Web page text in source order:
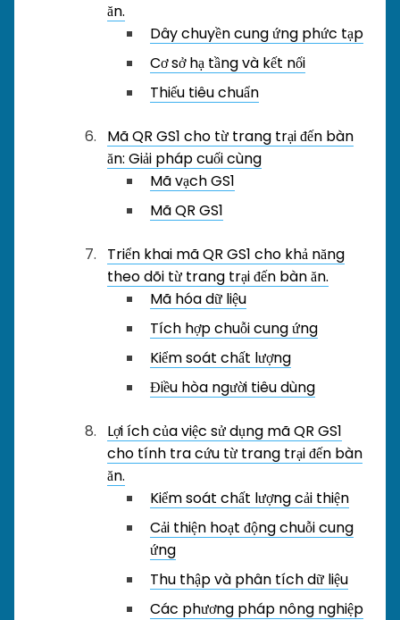
ăn.
Dây chuyền cung ứng phức tạp
Cơ sở hạ tầng và kết nối
Thiếu tiêu chuẩn
Mã QR GS1 cho từ trang trại đến bàn
ăn: Giải pháp cuối cùng
Mã vạch GS1
Mã QR GS1
Triển khai mã QR GS1 cho khả năng
theo dõi từ trang trại đến bàn ăn.
Mã hóa dữ liệu
Tích hợp chuỗi cung ứng
Kiểm soát chất lượng
Điều hòa người tiêu dùng
Lợi ích của việc sử dụng mã QR GS1
cho tính tra cứu từ trang trại đến bàn
ăn.
Kiểm soát chất lượng cải thiện
Cải thiện hoạt động chuỗi cung
ứng
Thu thập và phân tích dữ liệu
Các phương pháp nông nghiệp